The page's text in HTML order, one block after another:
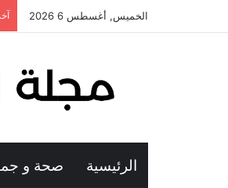
الخميس, أغسطس 6 2026
الرئيسية صحة و